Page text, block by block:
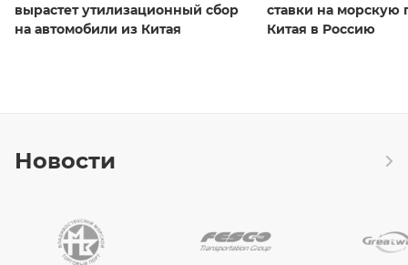
вырастет утилизационный сбор
на автомобили из Китая
ставки на морскую
Китая в Россию
Новости